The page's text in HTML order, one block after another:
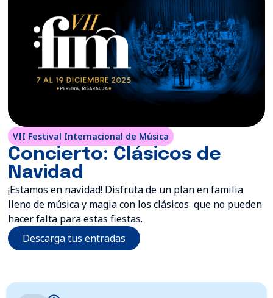
VII Festival Internacional de Música
Concierto: Clásicos de
Navidad
¡Estamos en navidad! Disfruta de un plan en familia
lleno de música y magia con los clásicos que no pueden
hacer falta para estas fiestas.
Descarga tus entradas